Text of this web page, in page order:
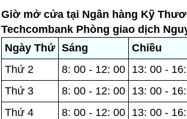
Giờ mở cửa tại Ngân hàng Kỹ
Techcombank Phòng giao dịch
Ngày Thứ Sáng
Chiều
Thứ 2
8: 00 - 12: 00 13: 00 -
Thứ 3
8: 00 - 12: 00 13: 00 -
Thứ 4
8: 00 - 12: 00 13: 00 -